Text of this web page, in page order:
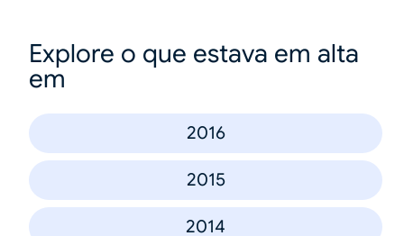
Explore o que estava em alta
em
2016
2015
2014